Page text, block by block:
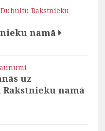
Dubultu Rakstnieku
namā
uz
namā